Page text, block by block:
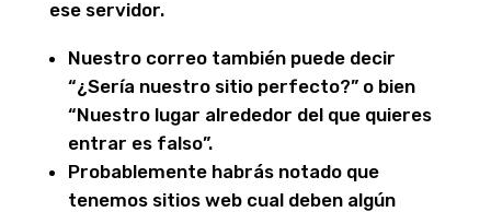
ese servidor.
Nuestro correo también puede decir
“¿Serí­a nuestro sitio perfecto?” o bien
“Nuestro lugar alrededor del que quieres
entrar es falso”.
Probablemente habrás notado que
tenemos sitios web cual deben algún